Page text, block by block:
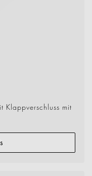
Klappverschluss mit